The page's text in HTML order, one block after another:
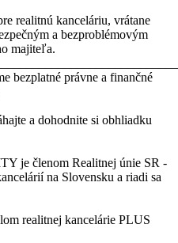
realitnú kanceláriu, vrátane
a bezproblémovým
majiteľa.
bezplatné právne a finančné
a dohodnite si obhliadku
je členom Realitnej únie SR -
na Slovensku a riadi sa
realitnej kancelárie PLUS